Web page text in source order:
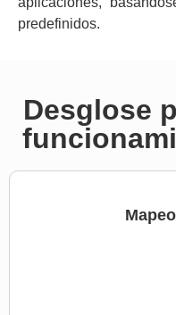
predefinidos.
Desglose